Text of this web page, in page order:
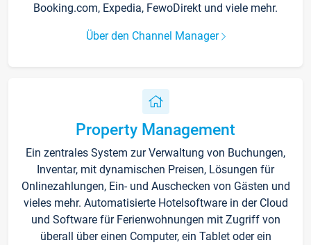
Booking.com, Expedia, FewoDirekt und viele mehr.
Über den Channel Manager
Property Management
Ein zentrales System zur Verwaltung von Buchungen,
Inventar, mit dynamischen Preisen, Lösungen für
Onlinezahlungen, Ein- und Auschecken von Gästen und
vieles mehr. Automatisierte Hotelsoftware in der Cloud
und Software für Ferienwohnungen mit Zugriff von
überall über einen Computer, ein Tablet oder ein